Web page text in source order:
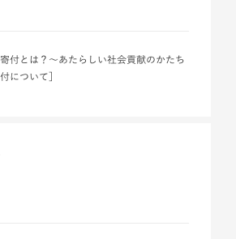
付とは？～あたらしい社会貢献のかたち
付について］